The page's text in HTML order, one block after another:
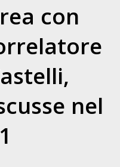
con
nel